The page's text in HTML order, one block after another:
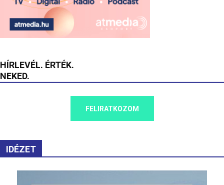
HÍRLEVÉL. ÉRTÉK.
NEKED.
FELIRATKOZOM
IDÉZET